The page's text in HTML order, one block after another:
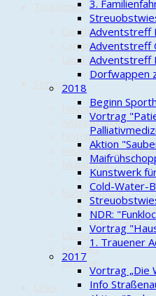
Tourismus
Gasthaus
Campingplatz
Lilis
Service
Newsletter
Ansprechpartner
Notdienste
Wichtige
Müllabfuhr
Busfahrpläne
Bürgerbus
Downloads
Kontakt
sitemap
3.
Adventstreff
Adventstreff
Adventstreff
Dorfwappen
2018
Beginn
Vortrag
Aktion
Kunstwerk
Cold-Water-
NDR:
Vortrag
1. Trauener
2017
Vortrag „Die
Info